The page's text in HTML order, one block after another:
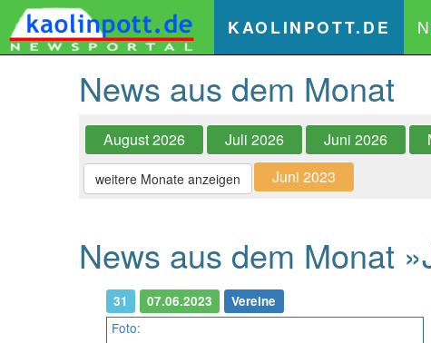
KAOLINPOTT.DE
News aus dem Monat
August 2026 Juli 2026 Juni 2026
weitere Monate anzeigen Juni 2023
News aus dem Monat
31 07.06.2023 Vereine
Foto: